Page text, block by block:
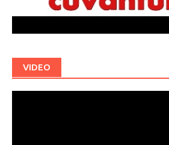
VIDEO